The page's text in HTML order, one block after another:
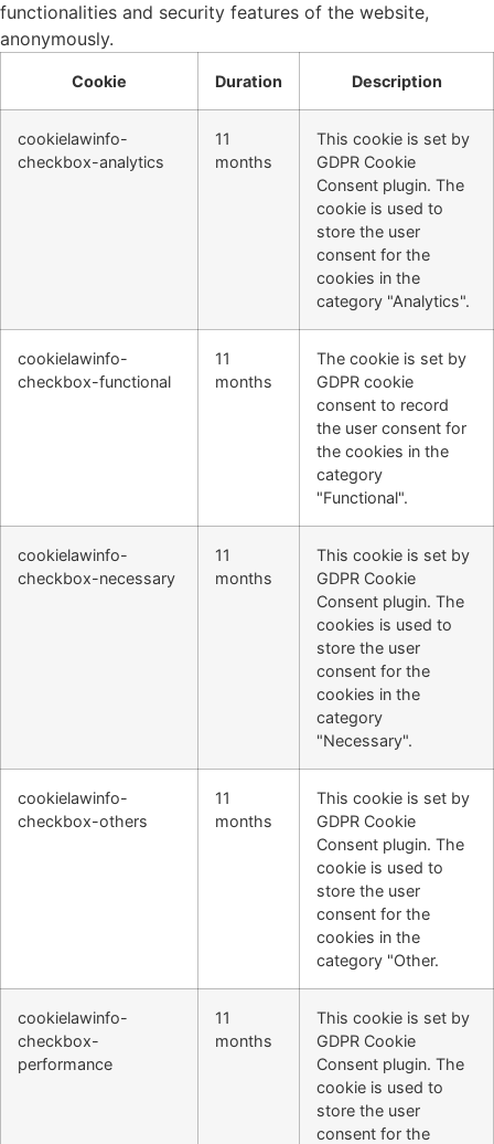
functionalities and security features of the website,
anonymously.
Cookie Duration Description
cookielawinfo-
checkbox-analytics
11
months
This cookie is set by
GDPR Cookie
Consent plugin. The
cookie is used to
store the user
consent for the
cookies in the
category "Analytics".
cookielawinfo-
checkbox-functional
11
months
The cookie is set by
GDPR cookie
consent to record
the user consent for
the cookies in the
category
"Functional".
cookielawinfo-
checkbox-necessary
11
months
This cookie is set by
GDPR Cookie
Consent plugin. The
cookies is used to
store the user
consent for the
cookies in the
category
"Necessary".
cookielawinfo-
checkbox-others
11
months
This cookie is set by
GDPR Cookie
Consent plugin. The
cookie is used to
store the user
consent for the
cookies in the
category "Other.
cookielawinfo-
checkbox-
performance
11
months
This cookie is set by
GDPR Cookie
Consent plugin. The
cookie is used to
store the user
consent for the